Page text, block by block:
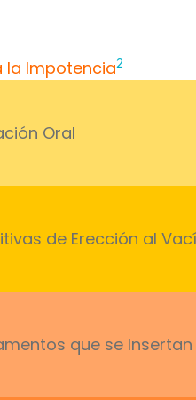
la Impotencia2
Oral
de Erección al
que se Insertan